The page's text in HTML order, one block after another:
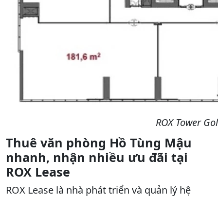
ROX Tower
Thuê văn phòng Hồ Tùng Mậu
nhanh, nhận nhiều ưu đãi tại
ROX Lease
ROX Lease là nhà phát triển và quản lý hệ